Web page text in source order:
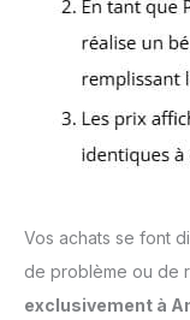
Vos achats se font
de problème ou de
exclusivement à